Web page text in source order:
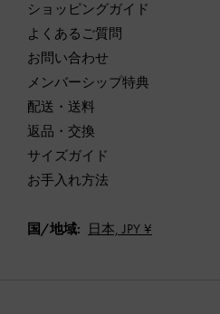
ショッピングガイド
よくあるご質問
お問い合わせ
メンバーシップ特典
配送・送料
返品・交換
サイズガイド
お手入れ方法
国/地域: 日本, JPY ¥